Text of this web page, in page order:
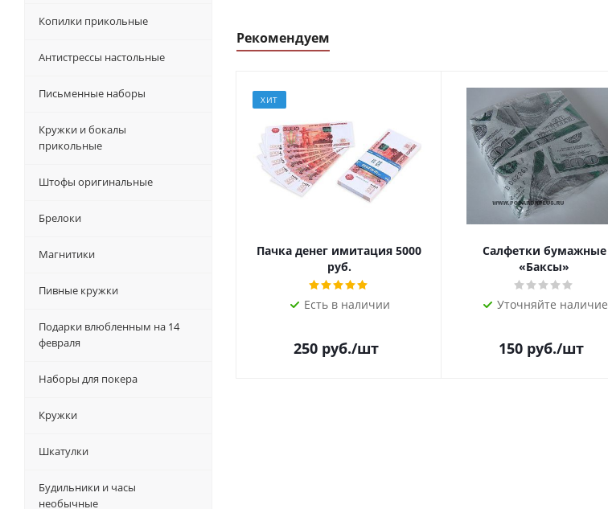
Рекомендуем
ХИТ
Пачка денег имитация 5000
руб.
Есть в наличии
250 руб./шт
Салфетки бумажные
«Баксы»
Уточняйте наличие
150 руб./шт
Копилки прикольные
Антистрессы настольные
Письменные наборы
Кружки и бокалы
прикольные
Штофы оригинальные
Брелоки
Магнитики
Пивные кружки
Подарки влюбленным на 14
февраля
Наборы для покера
Кружки
Шкатулки
Будильники и часы
необычные